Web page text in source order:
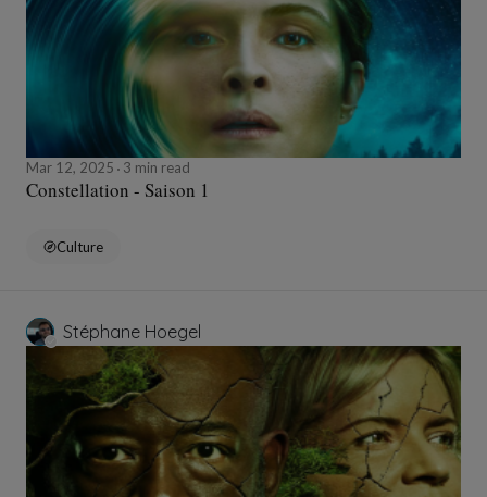
Mar 12, 2025 3 min read
Constellation - Saison 1
Culture
Stéphane Hoegel